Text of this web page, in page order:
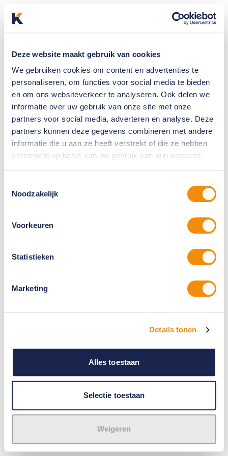
Deze website maakt gebruik van cookies
We gebruiken cookies om content en advertenties te
personaliseren, om functies voor social media te bieden
en om ons websiteverkeer te analyseren. Ook delen we
informatie over uw gebruik van onze site met onze
partners voor social media, adverteren en analyse. Deze
partners kunnen deze gegevens combineren met andere
informatie die u aan ze heeft verstrekt of die ze hebben
verzameld op basis van uw gebruik van hun services.
Noodzakelijk
Voorkeuren
Statistieken
Marketing
Details tonen
Alles toestaan
Selectie toestaan
Weigeren